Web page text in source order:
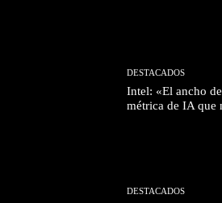
DESTACADOS
Intel: «El ancho
métrica de IA que
DESTACADOS